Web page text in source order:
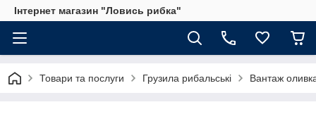
Інтернет магазин "Ловись рибка"
Товари та послуги Грузила рибальські Вантаж